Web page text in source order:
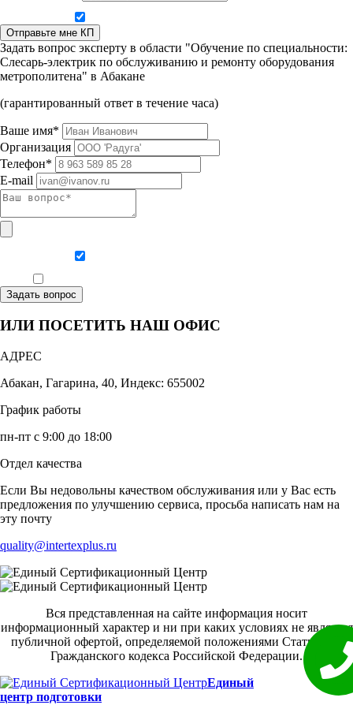
Отправьте мне КП
Задать вопрос эксперту в области "Обучение по специальности:
Слесарь-электрик по обслуживанию и ремонту оборудования
метрополитена" в Абакане
(гарантированный ответ в течение часа)
Ваше имя*
Организация
Телефон*
E-mail
Задать вопрос
ИЛИ ПОСЕТИТЬ НАШ ОФИС
АДРЕС
Абакан, Гагарина, 40, Индекс: 655002
График работы
пн-пт с 9:00 до 18:00
Отдел качества
Если Вы недовольны качеством обслуживания или у Вас есть
предложения по улучшению сервиса, просьба написать нам на
эту почту
quality@intertexplus.ru
Вся представленная на сайте информация носит
информационный характер и ни при каких условиях не является
публичной офертой, определяемой положениями Статьи 437
Гражданского кодекса Российской Федерации.
Единый
центр подготовки